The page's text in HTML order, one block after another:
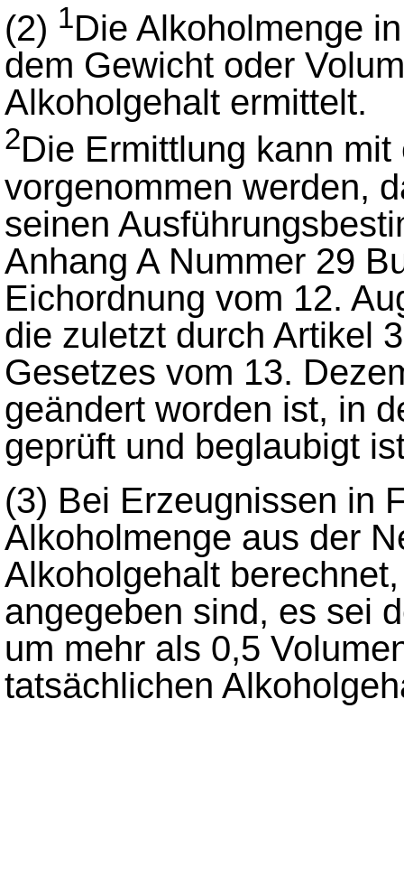
(2) 1Die Alkoholmenge
dem Gewicht oder
Alkoholgehalt ermittelt.
2Die Ermittlung kann
vorgenommen werden,
seinen
Anhang A Nummer 29
Eichordnung vom 12.
die zuletzt durch Artikel
Gesetzes vom 13.
geändert worden ist, in
geprüft und beglaubigt
(3) Bei Erzeugnissen in
Alkoholmenge aus der
Alkoholgehalt
angegeben sind, es sei
um mehr als 0,5
tatsächlichen